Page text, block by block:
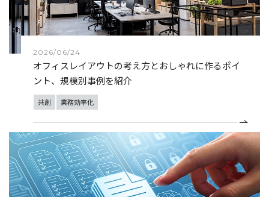
2026/06/24
オフィスレイアウトの考え方とおしゃれに作るポイ
ント、規模別事例を紹介
共創 業務効率化